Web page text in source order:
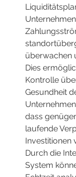
überwachen
Dies
Kontrolle
Gesundheit
dass
laufende
Investitionen
Durch die
System